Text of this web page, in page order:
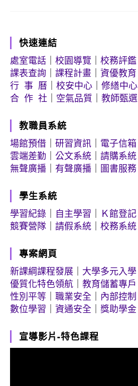
快速連結
處室電話
校園導覽
校務評鑑
課表查詢
課程計畫
資優教育
行 事 曆
校安中心
修繕中心
合 作 社
空氣品質 教師甄選
教職員系統
場館預借
研習資訊
電子信箱
雲端差勤
公文系統
請購系統
無聲廣播
有聲廣播 圖書服務
學生系統
學習紀錄
自主學習
Ｋ館登記
競賽營隊
請假系統 校務系統
專案網頁
新課綱課程發展
大學多元入學
優質化特色領航
教育儲蓄專戶
性別平等
職業安全
內部控制
數位學習
資通安全 獎助學金
宣導影片-特色課程